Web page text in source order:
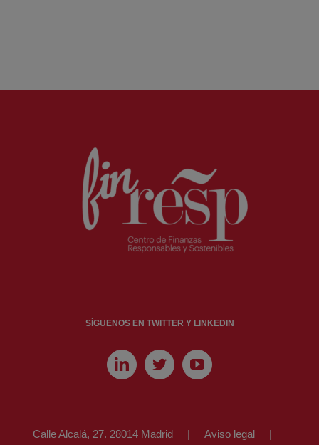
SÍGUENOS EN TWITTER Y LINKEDIN
Calle Alcalá, 27. 28014 Madrid Aviso legal